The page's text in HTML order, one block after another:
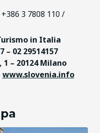
3 7808 110 /
in Italia
– 02 29514157
– 20124 Milano
www.slovenia.info